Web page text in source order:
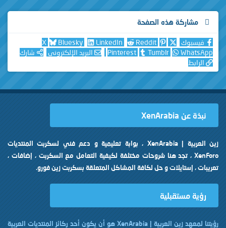
مشاركة هذه الصفحة
فيسبوك X Bluesky LinkedIn
Reddit
Pinterest
Tumblr WhatsApp البريد الإلكتروني
شارك
الرابط
نبذة عن XenArabia
زين العربية | XenArabia ، بوابة تعليمية و دعم فني لسكربت المنتديات
XenForo ، تجد هنا شروحات مختلفة لكيفية التعامل مع السكربت ، إضافات ،
تعريبات ، إستايلات و حل لكافة المشاكل المتعلقة بسكربت زين فورو.
رؤية مستقبلية
رؤيتنا لمعهد زين العربية | XenArabia هو أن يكون أحد ركائز المنتديات العربية